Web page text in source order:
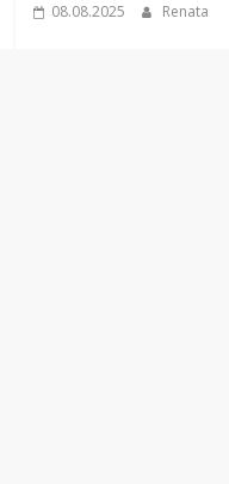
08.08.2025 Renata